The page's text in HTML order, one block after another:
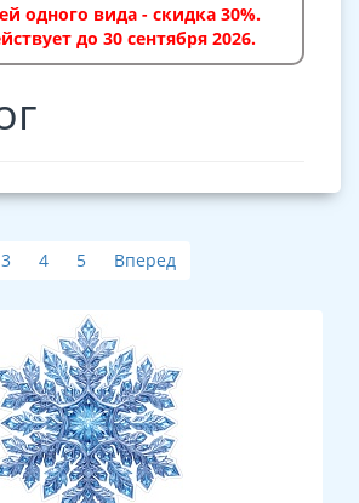
одного вида - скидка 30%.
до 30 сентября 2026.
3 4 5 Вперед